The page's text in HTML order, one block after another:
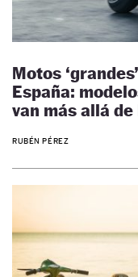
Motos
España:
van más allá
RUBÉN PÉREZ